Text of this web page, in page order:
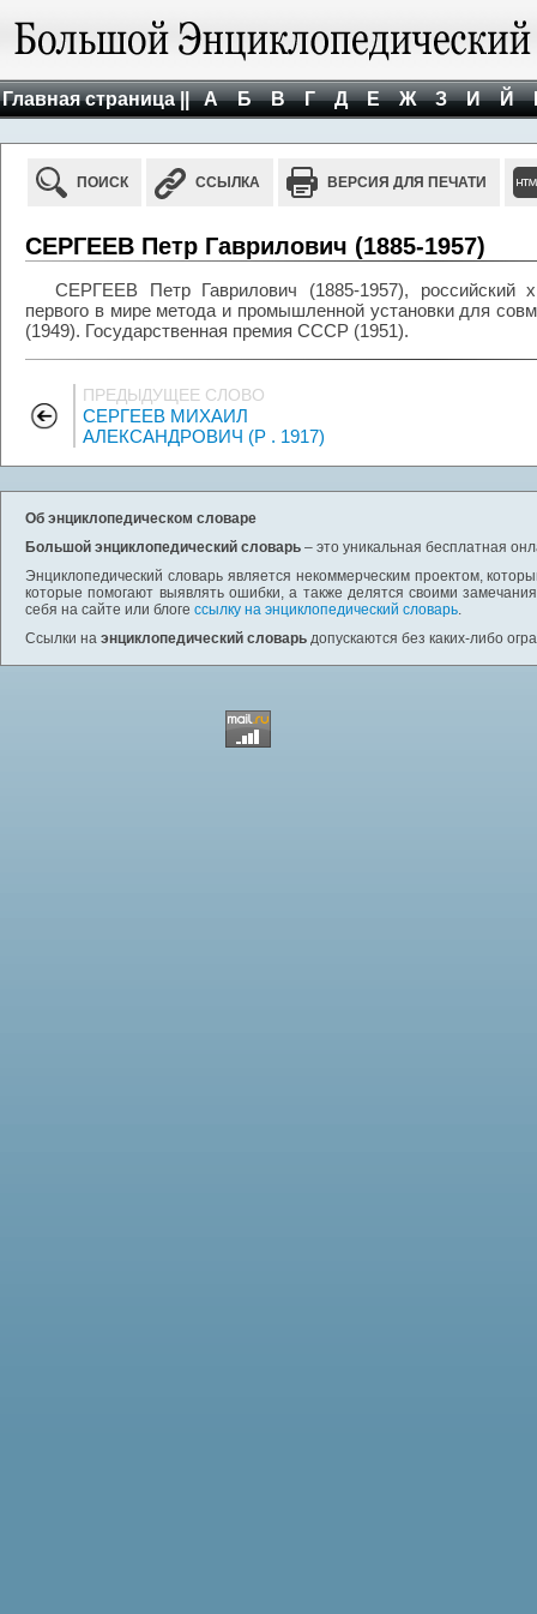
Главная страница || А Б В Г Д Е Ж З И Й
ПОИСК ССЫЛКА ВЕРСИЯ ДЛЯ ПЕЧАТИ
СЕРГЕЕВ Петр Гаврилович (1885-1957)
СЕРГЕЕВ Петр Гаврилович (1885-1957), российский
первого в мире метода и промышленной установки для
(1949). Государственная премия СССР (1951).
ПРЕДЫДУЩЕЕ СЛОВО
СЕРГЕЕВ МИХАИЛ
АЛЕКСАНДРОВИЧ (Р . 1917)
Об энциклопедическом словаре
Большой энциклопедический словарь – это уникальная бесплатная
Энциклопедический словарь является некоммерческим проектом,
которые помогают выявлять ошибки, а также делятся своими
себя на сайте или блоге ссылку на энциклопедический словарь.
Ссылки на энциклопедический словарь допускаются без каких-либо